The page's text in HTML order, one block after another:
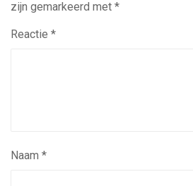
zijn gemarkeerd met *
Reactie *
Naam *